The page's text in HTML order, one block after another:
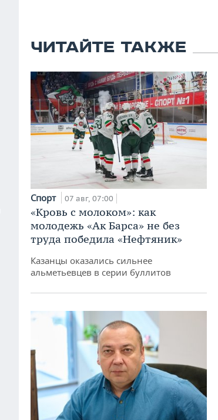
ЧИТАЙТЕ ТАКЖЕ
Спорт 07 авг, 07:00
«Кровь с молоком»: как
молодежь «Ак Барса» не без
труда победила «Нефтяник»
Казанцы оказались сильнее
альметьевцев в серии буллитов